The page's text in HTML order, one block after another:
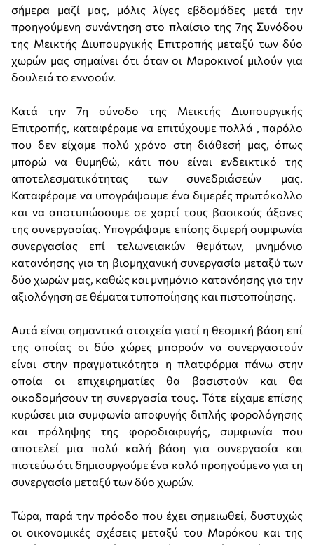
σήμερα μαζί μας, μόλις λίγες εβδομάδες μετά την
προηγούμενη συνάντηση στο πλαίσιο της 7ης Συνόδου
της Μεικτής Διυπουργικής Επιτροπής μεταξύ των δύο
χωρών μας σημαίνει ότι όταν οι Μαροκινοί μιλούν για
δουλειά το εννοούν.
Κατά την 7η σύνοδο της Μεικτής Διυπουργικής
Επιτροπής, καταφέραμε να επιτύχουμε πολλά , παρόλο
που δεν είχαμε πολύ χρόνο στη διάθεσή μας, όπως
μπορώ να θυμηθώ, κάτι που είναι ενδεικτικό της
αποτελεσματικότητας των συνεδριάσεών μας.
Καταφέραμε να υπογράψουμε ένα διμερές πρωτόκολλο
και να αποτυπώσουμε σε χαρτί τους βασικούς άξονες
της συνεργασίας. Υπογράψαμε επίσης διμερή συμφωνία
συνεργασίας επί τελωνειακών θεμάτων, μνημόνιο
κατανόησης για τη βιομηχανική συνεργασία μεταξύ των
δύο χωρών μας, καθώς και μνημόνιο κατανόησης για την
αξιολόγηση σε θέματα τυποποίησης και πιστοποίησης.
Αυτά είναι σημαντικά στοιχεία γιατί η θεσμική βάση επί
της οποίας οι δύο χώρες μπορούν να συνεργαστούν
είναι στην πραγματικότητα η πλατφόρμα πάνω στην
οποία οι επιχειρηματίες θα βασιστούν και θα
οικοδομήσουν τη συνεργασία τους. Τότε είχαμε επίσης
κυρώσει μια συμφωνία αποφυγής διπλής φορολόγησης
και πρόληψης της φοροδιαφυγής, συμφωνία που
αποτελεί μια πολύ καλή βάση για συνεργασία και
πιστεύω ότι δημιουργούμε ένα καλό προηγούμενο για τη
συνεργασία μεταξύ των δύο χωρών.
Τώρα, παρά την πρόοδο που έχει σημειωθεί, δυστυχώς
οι οικονομικές σχέσεις μεταξύ του Μαρόκου και της